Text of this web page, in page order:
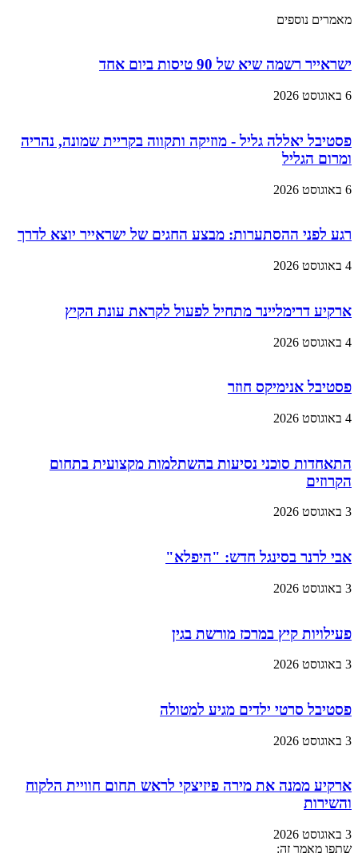
מאמרים נוספים
ישראייר רשמה שיא של 90 טיסות ביום אחד
6 באוגוסט 2026
פסטיבל יאללה גליל - מוזיקה ותקווה בקריית שמונה, נהריה
ומרום הגליל
6 באוגוסט 2026
רגע לפני ההסתערות: מבצע החגים של ישראייר יוצא לדרך
4 באוגוסט 2026
ארקיע דרימליינר מתחיל לפעול לקראת עונת הקיץ
4 באוגוסט 2026
פסטיבל אנימיקס חוזר
4 באוגוסט 2026
התאחדות סוכני נסיעות בהשתלמות מקצועית בתחום
הקרוזים
3 באוגוסט 2026
אבי לרנר בסינגל חדש: "היפלא"
3 באוגוסט 2026
פעילויות קיץ במרכז מורשת בגין
3 באוגוסט 2026
פסטיבל סרטי ילדים מגיע למטולה
3 באוגוסט 2026
ארקיע ממנה את מירה פיזיצקי לראש תחום חוויית הלקוח
והשירות
3 באוגוסט 2026
שתפו מאמר זה: